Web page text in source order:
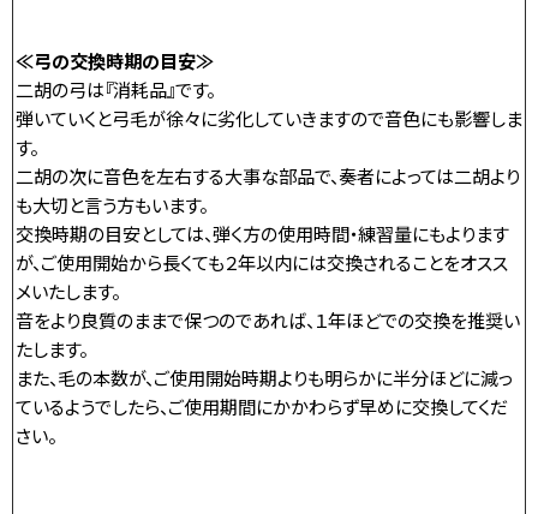
≪弓の交換時期の目安≫
二胡の弓は『消耗品』です。
弾いていくと弓毛が徐々に劣化していきますので音色にも影響しま
す。
二胡の次に音色を左右する大事な部品で、奏者によっては二胡より
も大切と言う方もいます。
交換時期の目安としては、弾く方の使用時間・練習量にもよります
が、ご使用開始から長くても２年以内には交換されることをオスス
メいたします。
音をより良質のままで保つのであれば、１年ほどでの交換を推奨い
たします。
また、毛の本数が、ご使用開始時期よりも明らかに半分ほどに減っ
ているようでしたら、ご使用期間にかかわらず早めに交換してくだ
さい。